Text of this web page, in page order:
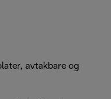
avtakbare og